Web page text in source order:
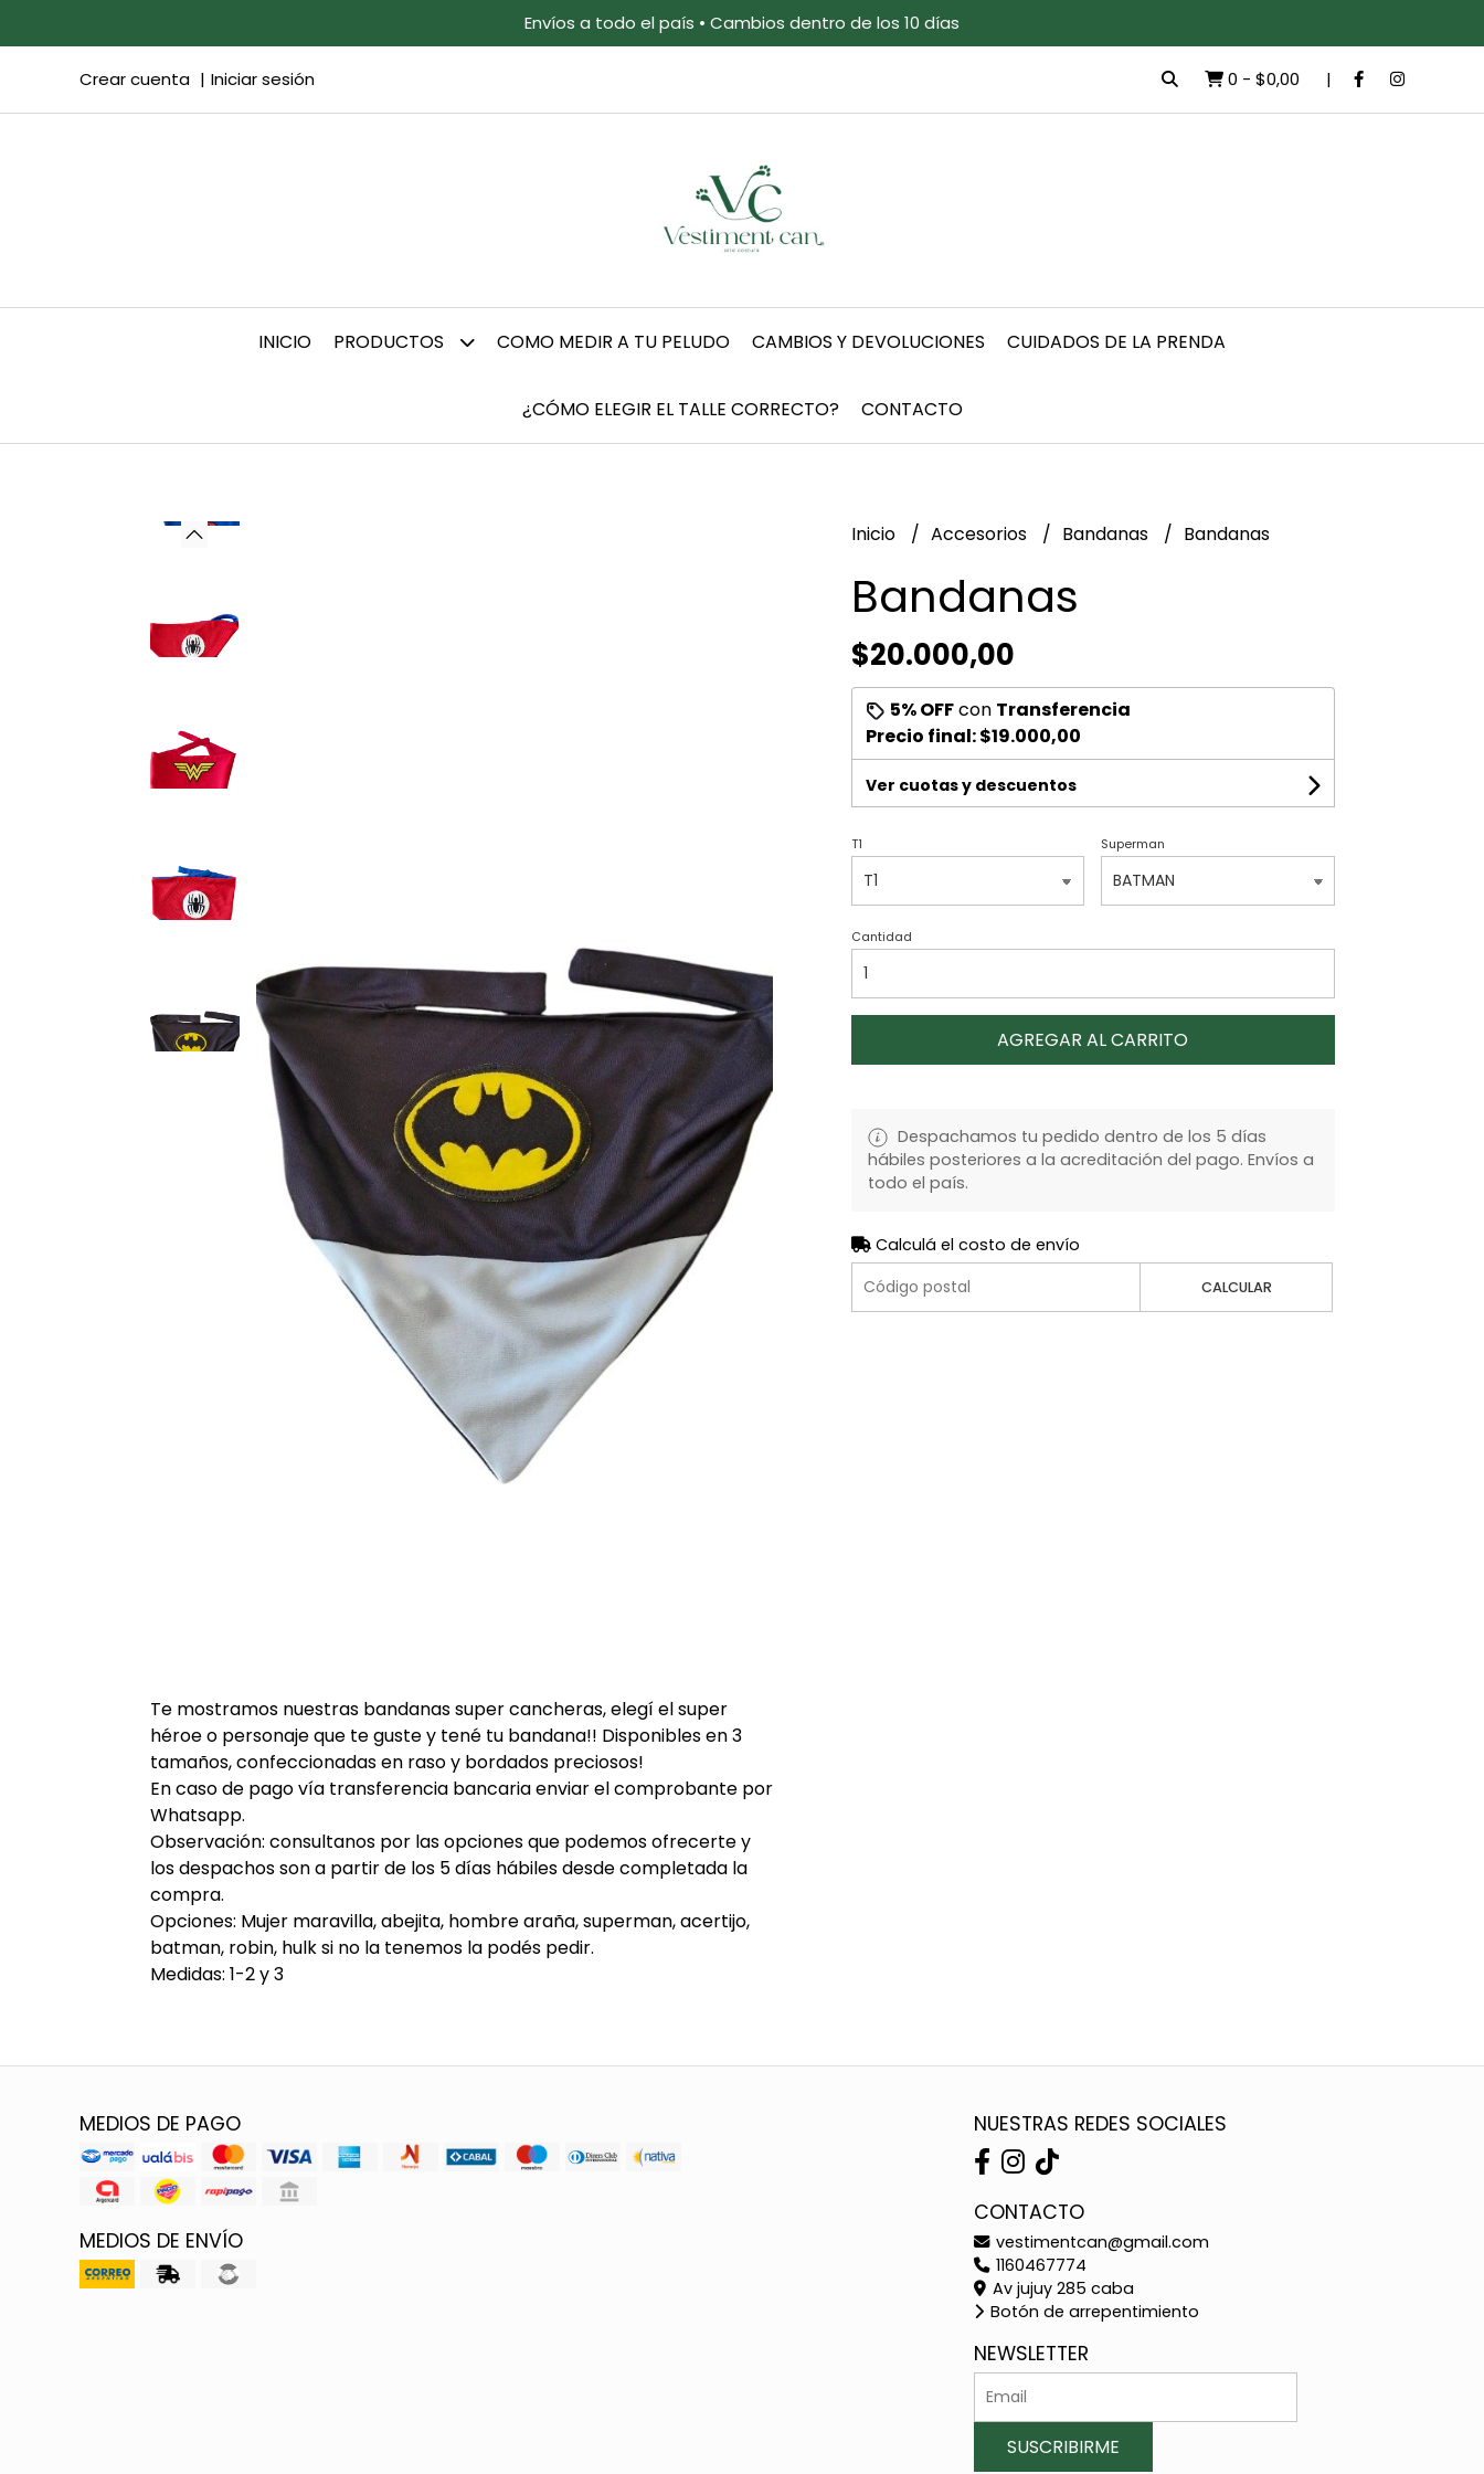
Envíos a todo el país • Cambios dentro de los 10 días
Crear cuenta Iniciar sesión 0 - $0,00
INICIO PRODUCTOS COMO MEDIR A TU PELUDO CAMBIOS Y DEVOLUCIONES CUIDADOS DE LA PRENDA
¿CÓMO ELEGIR EL TALLE CORRECTO? CONTACTO
Te mostramos nuestras bandanas super cancheras, elegí el super
héroe o personaje que te guste y tené tu bandana!! Disponibles en 3
tamaños, confeccionadas en raso y bordados preciosos!
En caso de pago vía transferencia bancaria enviar el comprobante por
Whatsapp.
Observación: consultanos por las opciones que podemos ofrecerte y
los despachos son a partir de los 5 días hábiles desde completada la
compra.
Opciones: Mujer maravilla, abejita, hombre araña, superman, acertijo,
batman, robin, hulk si no la tenemos la podés pedir.
Medidas: 1-2 y 3
Inicio Accesorios Bandanas Bandanas
Bandanas
$20.000,00
5% OFFcon Transferencia
Precio final:$19.000,00
Ver cuotas y descuentos
T1 Superman
Cantidad
AGREGAR AL CARRITO
Despachamos tu pedido dentro de los 5 días
hábiles posteriores a la acreditación del pago. Envíos a
todo el país.
Calculá el costo de envío
CALCULAR
MEDIOS DE PAGO
MEDIOS DE ENVÍO
NUESTRAS REDES SOCIALES
CONTACTO
vestimentcan@gmail.com
1160467774
Av jujuy 285 caba
Botón de arrepentimiento
NEWSLETTER
SUSCRIBIRME